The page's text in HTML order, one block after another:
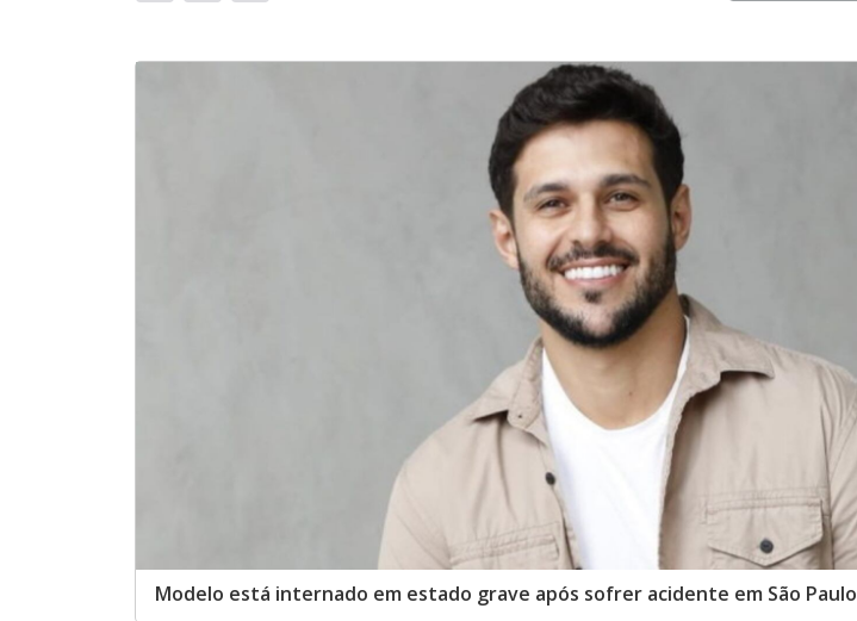
Modelo está internado em estado grave após sofrer acidente em São Paulo